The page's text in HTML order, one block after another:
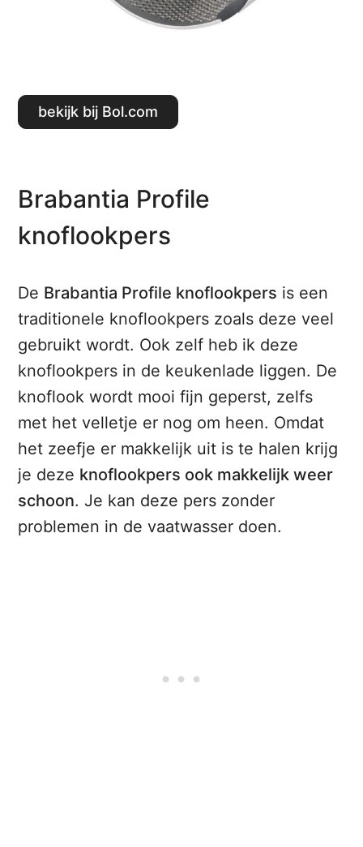
Bekijk bij Bol.com
Brabantia Profile
knoflookpers
De Brabantia Profile knoflookpers is een
traditionele knoflookpers zoals deze veel
gebruikt wordt. Ook zelf heb ik deze
knoflookpers in de keukenlade liggen. De
knoflook wordt mooi fijn geperst, zelfs
met het velletje er nog om heen. Omdat
het zeefje er makkelijk uit is te halen krijg
je deze knoflookpers ook makkelijk weer
schoon. Je kan deze pers zonder
problemen in de vaatwasser doen.